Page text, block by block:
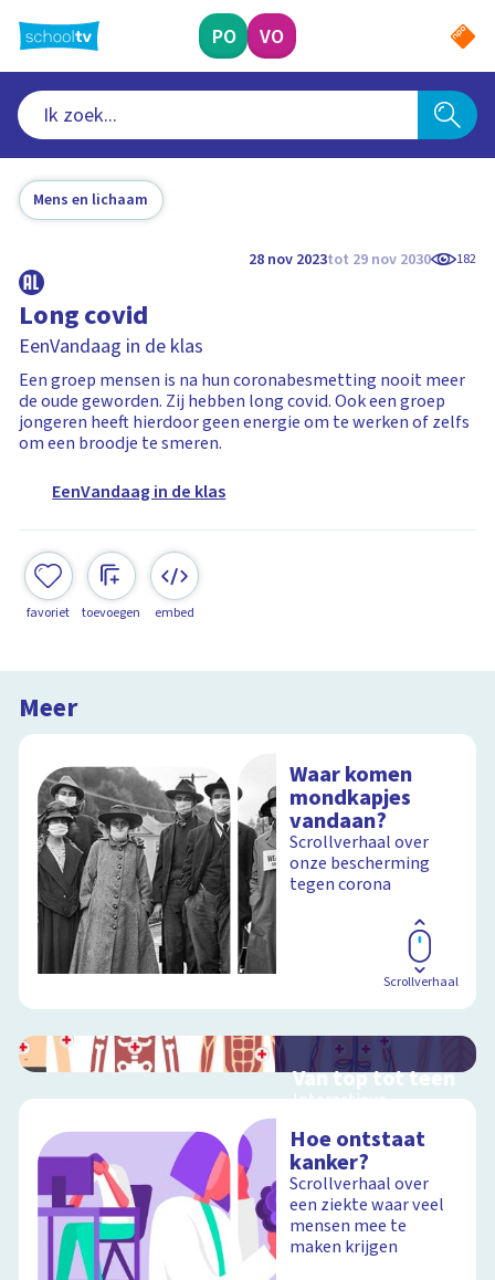
naar
hoofdinhoud
PO VO
Mens en lichaam
28 nov 2023tot 29 nov 2030 182
Long covid
EenVandaag in de klas
Een groep mensen is na hun coronabesmetting nooit meer
de oude geworden. Zij hebben long covid. Ook een groep
jongeren heeft hierdoor geen energie om te werken of zelfs
om een broodje te smeren.
EenVandaag in de klas
favoriet toevoegen embed
Meer
Waar komen
mondkapjes
vandaan?
Scrollverhaal over
onze bescherming
tegen corona
Scrollverhaal
Van top tot teen
Interactieve
menselijk lichaam
Schoolplaat
Hoe ontstaat
kanker?
Scrollverhaal over
een ziekte waar veel
mensen mee te
maken krijgen